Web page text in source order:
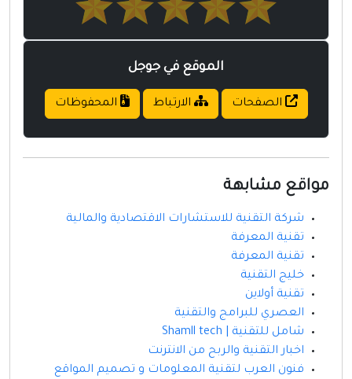
الموقع في جوجل
الصفحات الارتباط المحفوظات
مواقع مشابهة
شركة التقنية للاستشارات الاقتصادية والمالية
تقنية المعرفة
تقنية المعرفة
خليج التقنية
تقنية أولاين
العصري للبرامج والتقنية
شامل للتقنية | Shamll tech
اخبار التقنية والربح من الانترنت
فنون العرب لتقنية المعلومات و تصميم المواقع